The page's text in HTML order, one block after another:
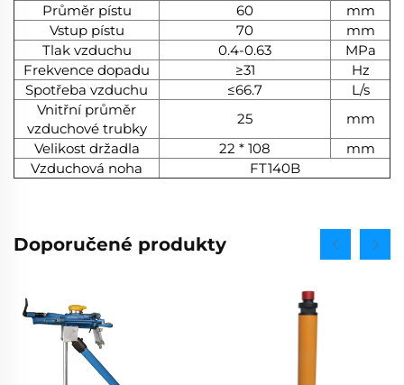
Průměr pístu
60
mm
Vstup pístu
70
mm
Tlak vzduchu
0.4-0.63
MPa
Frekvence dopadu
≥31
Hz
Spotřeba vzduchu
≤66.7
L/s
Vnitřní průměr
vzduchové trubky
25
mm
Velikost držadla
22 * 108
mm
Vzduchová noha
FT140B
Doporučené produkty